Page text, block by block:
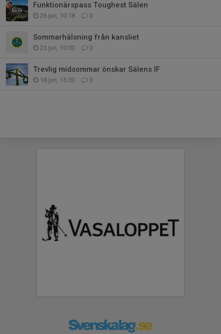
Funktionärspass Toughest Sälen
26 jun, 10:18 0
Sommarhälsning från kansliet
23 jun, 10:00 0
Trevlig midsommar önskar Sälens IF
18 jun, 15:00 0